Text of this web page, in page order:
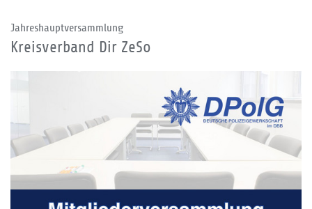
Jahreshauptversammlung
Kreisverband Dir ZeSo